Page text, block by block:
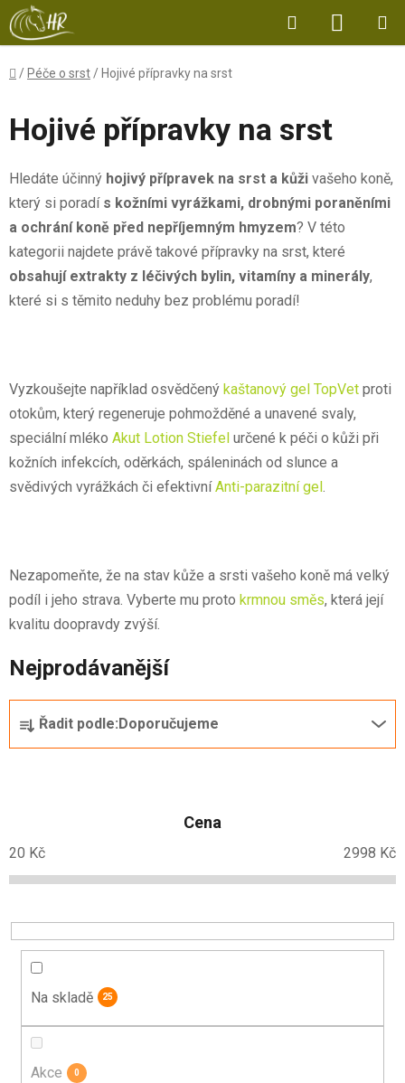
Přejít
na
obsah
Hledat
KOŠÍK
Domů
/ Péče o srst / Hojivé přípravky na srst
Hojivé přípravky na srst
Hledáte účinný hojivý přípravek na srst a kůži vašeho koně,
který si poradí s kožními vyrážkami, drobnými poraněními
a ochrání koně před nepříjemným hmyzem? V této
kategorii najdete právě takové přípravky na srst, které
obsahují extrakty z léčivých bylin, vitamíny a minerály,
které si s těmito neduhy bez problému poradí!
Vyzkoušejte například osvědčený kaštanový gel TopVet proti
otokům, který regeneruje pohmožděné a unavené svaly,
speciální mléko Akut Lotion Stiefel určené k péči o kůži při
kožních infekcích, oděrkách, spáleninách od slunce a
svědivých vyrážkách či efektivníAnti-parazitní gel .
Nezapomeňte, že na stav kůže a srsti vašeho koně má velký
podíl i jeho strava. Vyberte mu proto krmnou směs, která její
kvalitu doopravdy zvýší.
Nejprodávanější
p
r
d
u
Řadit podle: Doporučujeme
Cena
20 Kč 2998 Kč
Na skladě 25
Akce 0